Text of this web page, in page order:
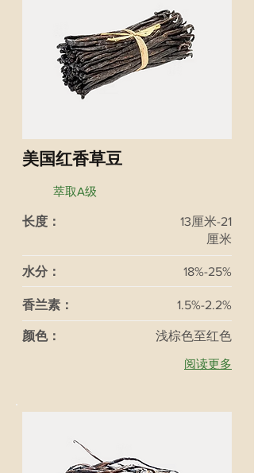
美国红香草豆
萃取A级
长度：
13厘米-21
厘米
水分： 18%-25%
香兰素： 1.5%-2.2%
颜色： 浅棕色至红色
阅读更多